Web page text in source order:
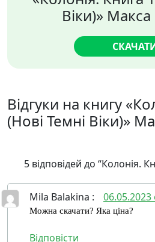
Віки)» Макса
Відгуки на книгу
(Нові Темні Віки)»
5 відповідей до “Колонія.
Mila Balakina : 06.05.2023
Можна скачати? Яка ціна?
Відповіcти